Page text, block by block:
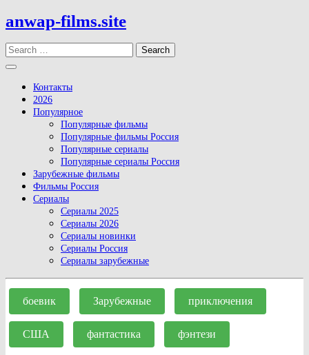
Skip
to
content
anwap-films.site
Search
Open
Button
Контакты
2026
Популярное
Популярные фильмы
Популярные фильмы Россия
Популярные сериалы
Популярные сериалы Россия
Зарубежные фильмы
Фильмы Россия
Сериалы
Сериалы 2025
Сериалы 2026
Сериалы новинки
Сериалы Россия
Сериалы зарубежные
Close
Button
боевик Зарубежные приключения
США фантастика фэнтези